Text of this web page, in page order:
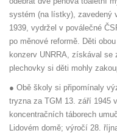
systém (na lístky), zavedený
1939, vydržel v poválečné
po měnové reformě. Děti
konzerv UNRRA, získával
plechovky si děti mohly
● Obě školy si připomínaly
tryzna za TGM 13. září 1945
koncentračních táborech
Lidovém domě; výročí 28.